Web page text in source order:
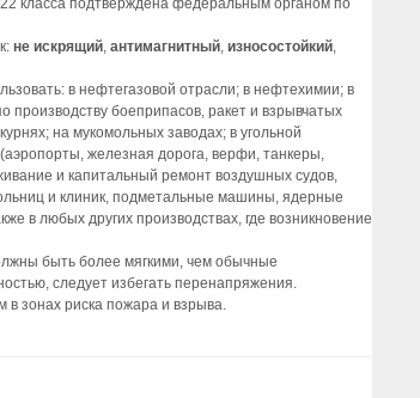
класса подтверждена федеральным органом по
не искрящий, антимагнитный, износостойкий,
в нефтегазовой отрасли; в нефтехимии; в
боеприпасов, ракет и взрывчатых
на мукомольных заводах; в угольной
железная дорога, верфи, танкеры,
и капитальный ремонт воздушных судов,
и клиник, подметальные машины, ядерные
в любых других производствах, где возникновение
быть более мягкими, чем обычные
следует избегать перенапряжения.
зонах риска пожара и взрыва.